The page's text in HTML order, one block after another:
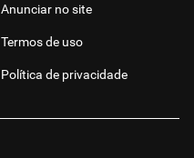
Anunciar no site
Termos de uso
Política de privacidade